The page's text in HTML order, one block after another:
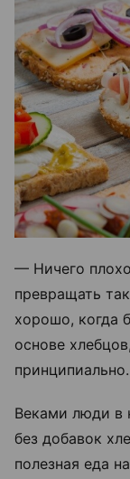
— Ничего
превращать
хорошо, когда
основе
принципиально.
Веками люди в
без добавок
полезная еда